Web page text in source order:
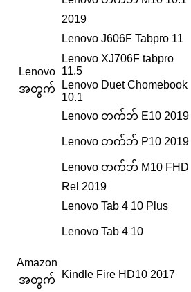
Lenovo
အတွက်
2019
Lenovo J606F Tabpro 11
Lenovo XJ706F tabpro
11.5
Lenovo Duet Chomebook
10.1
Lenovo တက်ဘ် E10 2019
Lenovo တက်ဘ် P10 2019
Lenovo တက်ဘ် M10 FHD
Rel 2019
Lenovo Tab 4 10 Plus
Lenovo Tab 4 10
Amazon
အတွက်
Kindle Fire HD10 2017